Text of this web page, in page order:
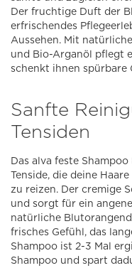
Der fruchtige Duft der
erfrischendes
Aussehen. Mit
und Bio-Arganöl pflegt
schenkt ihnen spürbare
Sanfte
Tensiden
Das alva feste
Tenside, die deine
zu reizen. Der cremige
und sorgt für ein
natürliche
frisches Gefühl, das
Shampoo ist 2-3 Mal
Shampoo und spart